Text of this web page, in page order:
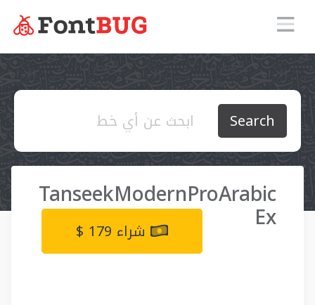
Search
TanseekModernProArabic
Ex شراء 179 $